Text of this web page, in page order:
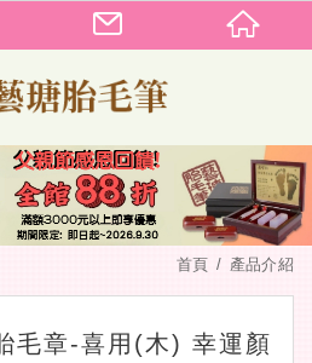
首頁 產品介紹
毛章-喜用(木) 幸運顏